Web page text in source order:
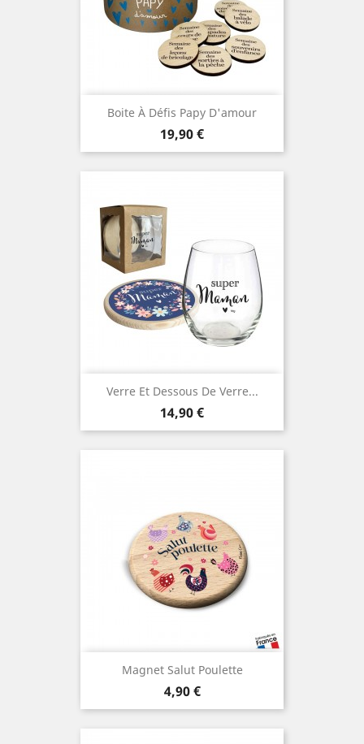
Boite À Défis Papy D'amour
Prix
19,90 €
Verre Et Dessous De Verre...
Prix
14,90 €
Magnet Salut Poulette
Prix
4,90 €